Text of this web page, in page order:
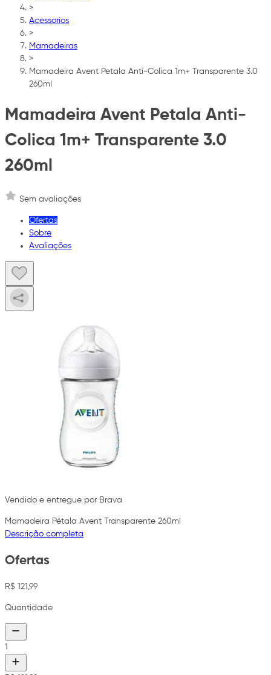
>
Acessorios
>
Mamadeiras
>
Mamadeira Avent Petala Anti-Colica 1m+ Transparente 3.0
260ml
Mamadeira Avent Petala Anti-
Colica 1m+ Transparente 3.0
260ml
Sem avaliações
Ofertas
Sobre
Avaliações
Vendido e entregue por Brava
Mamadeira Pétala Avent Transparente 260ml
Descrição completa
Ofertas
R$ 121,99
Quantidade
1